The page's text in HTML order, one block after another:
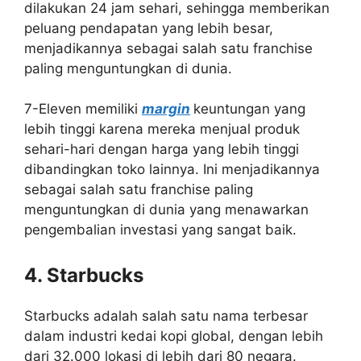
dilakukan 24 jam sehari, sehingga memberikan
peluang pendapatan yang lebih besar,
menjadikannya sebagai salah satu franchise
paling menguntungkan di dunia.
7-Eleven memiliki margin keuntungan yang
lebih tinggi karena mereka menjual produk
sehari-hari dengan harga yang lebih tinggi
dibandingkan toko lainnya. Ini menjadikannya
sebagai salah satu franchise paling
menguntungkan di dunia yang menawarkan
pengembalian investasi yang sangat baik.
4. Starbucks
Starbucks adalah salah satu nama terbesar
dalam industri kedai kopi global, dengan lebih
dari 32.000 lokasi di lebih dari 80 negara.